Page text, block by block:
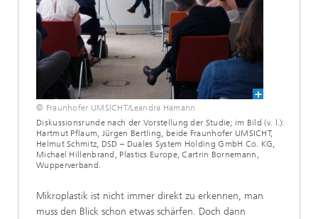
© Fraunhofer UMSICHT/Leandra Hamann
Diskussionsrunde nach der Vorstellung der Studie; im Bild (v. l.):
Hartmut Pflaum, Jürgen Bertling, beide Fraunhofer UMSICHT,
Helmut Schmitz, DSD – Duales System Holding GmbH Co. KG,
Michael Hillenbrand, Plastics Europe, Cartrin Bornemann,
Wupperverband.
Mikroplastik ist nicht immer direkt zu erkennen, man
muss den Blick schon etwas schärfen. Doch dann